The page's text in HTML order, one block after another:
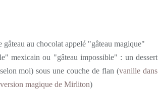
au chocolat appelé "gâteau magique"
mexicain ou "gâteau impossible" : un dessert
moi) sous une couche de flan (vanille dans
magique de Mirliton)